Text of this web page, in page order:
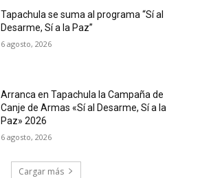
Tapachula se suma al programa “Sí al
Desarme, Sí a la Paz”
6 agosto, 2026
Arranca en Tapachula la Campaña de
Canje de Armas «Sí al Desarme, Sí a la
Paz» 2026
6 agosto, 2026
Cargar más